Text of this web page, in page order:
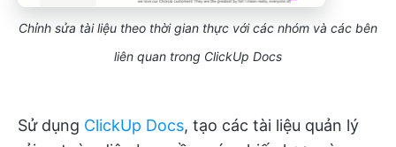
Chỉnh sửa tài liệu theo thời gian thực với các nhóm và các bên
liên quan trong ClickUp Docs
Sử dụng ClickUp Docs, tạo các tài liệu quản lý